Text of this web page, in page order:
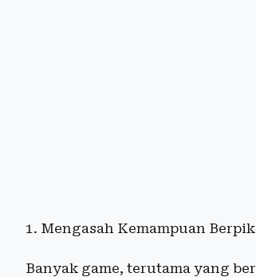
1. Mengasah Kemampuan
Banyak game, terutama yang